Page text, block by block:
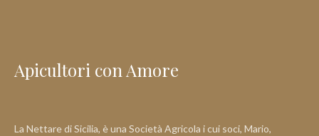
Apicultori con Amore
La Nettare di Sicilia, è una Società Agricola i cui soci, Mario,